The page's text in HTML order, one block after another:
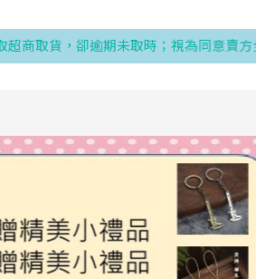
，卻逾期未取時；視為同意賣方全權處